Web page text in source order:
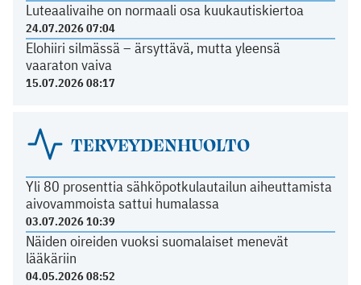
Luteaalivaihe on normaali osa kuukautiskiertoa
24.07.2026 07:04
Elohiiri silmässä – ärsyttävä, mutta yleensä
vaaraton vaiva
15.07.2026 08:17
TERVEYDENHUOLTO
Yli 80 prosenttia sähköpotkulautailun aiheuttamista
aivovammoista sattui humalassa
03.07.2026 10:39
Näiden oireiden vuoksi suomalaiset menevät
lääkäriin
04.05.2026 08:52